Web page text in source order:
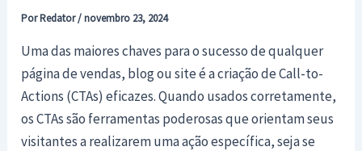
PorRedator/novembro 23, 2024
Uma das maiores chaves para o sucesso de qualquer
página de vendas, blog ou site é a criação de Call-to-
Actions (CTAs) eficazes. Quando usados corretamente,
os CTAs são ferramentas poderosas que orientam seus
visitantes a realizarem uma ação específica, seja se